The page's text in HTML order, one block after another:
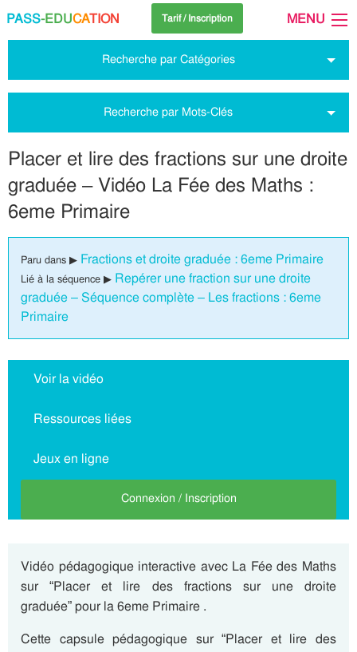
PASS-EDUCATION Tarif / Inscription MENU
Recherche par Catégories
Recherche par Mots-Clés
Placer et lire des fractions sur une droite
graduée – Vidéo La Fée des Maths :
6eme Primaire
Paru dans ▶ Fractions et droite graduée : 6eme Primaire
Lié à la séquence ▶ Repérer une fraction sur une droite
graduée – Séquence complète – Les fractions : 6eme
Primaire
Voir la vidéo
Ressources liées
Jeux en ligne
Connexion / Inscription
Vidéo pédagogique interactive avec La Fée des Maths
sur “Placer et lire des fractions sur une droite
graduée” pour la 6eme Primaire .
Cette capsule pédagogique sur “Placer et lire des